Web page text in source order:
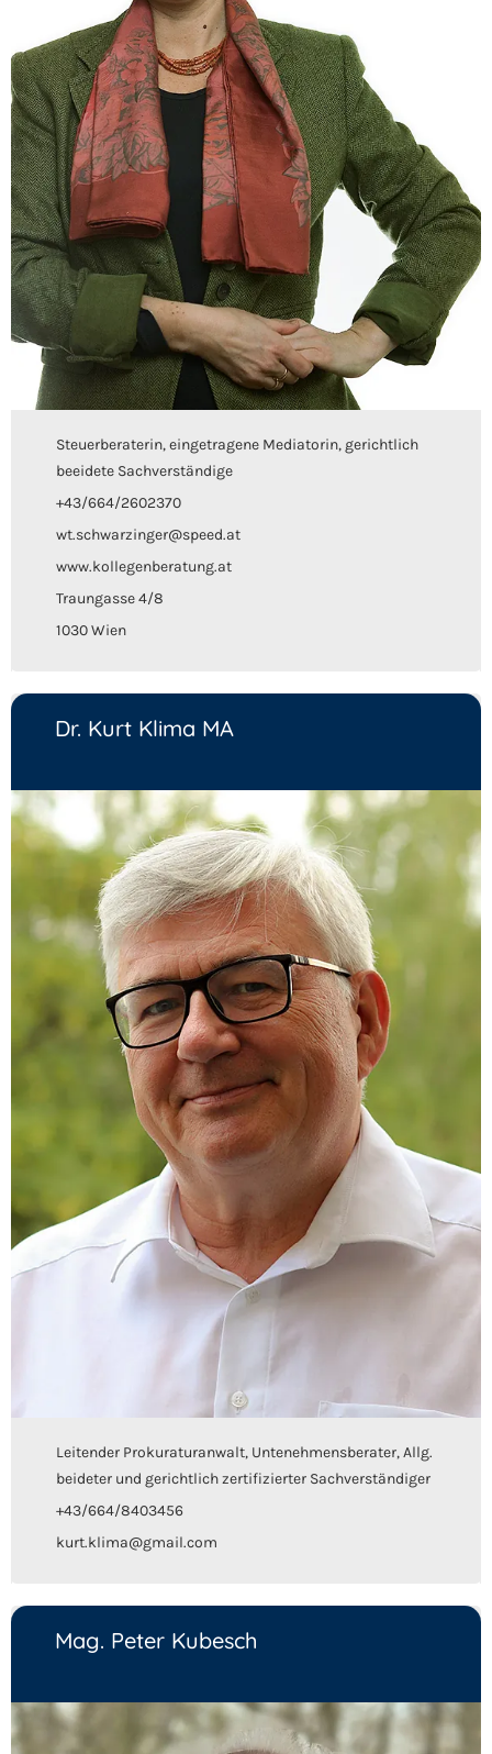
Steuerberaterin, eingetragene Mediatorin, gerichtlich
beeidete Sachverständige
+43/664/2602370
wt.schwarzinger@speed.at
www.kollegenberatung.at
Traungasse 4/8
1030 Wien
Dr. Kurt Klima MA
Leitender Prokuraturanwalt, Untenehmensberater, Allg.
beideter und gerichtlich zertifizierter Sachverständiger
+43/664/8403456
kurt.klima@gmail.com
Mag. Peter Kubesch